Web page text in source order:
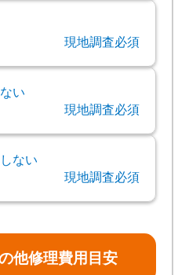
現地調査必須
い
現地調査必須
ない
現地調査必須
他修理費用目安